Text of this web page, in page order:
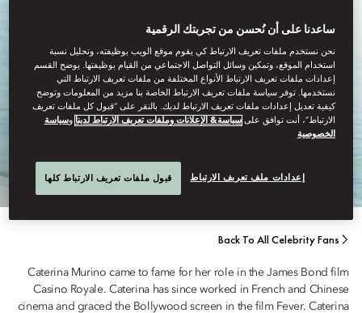
ACTRESS
CATERINA MURINO
Back To All Celebrity Fans
Caterina Murino came to fame for her role in the James Bond film
Casino Royale. Caterina has since worked in French and Chinese
cinema and graced the Bollywood screen in the film Fever. Caterina
ساعدنا على أن نُحسن من تجربتك الرقمية
نحن نستخدم ملفات تعريف الارتباط كي يقوم موقع الويب بوظيفته، وتحليل نسبة
استخدام الموقع، وتمكين وسائل التواصل الاجتماعي من القيام بوظيفتها. يوضح القسم
إعدادات ملفات تعريف الارتباط الأنواع المختلفة من ملفات تعريف الارتباط التي
نستخدمها. توفر سياسة ملفات تعريف الارتباط الخاصة بنا مزيد من المعلومات وتوضح
كيفية تعديل إعدادات ملفات تعريف الارتباط لديك. بالنقر على “قبول كل ملفات تعريف
الارتباط”، أنت توافق علىسياسة& الإعلانات وملفات تعريف الارتباط لدينا وسياسة
الخصوصية
إعدادات ملف تعريف الارتباط قبول ملفات تعريف الارتباط كلها